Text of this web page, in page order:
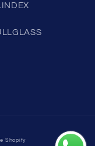
Shopify